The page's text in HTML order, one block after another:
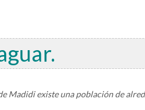
Madidi existe una población de